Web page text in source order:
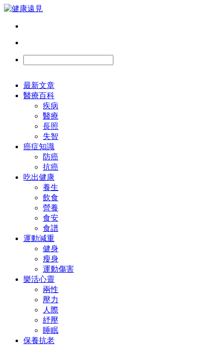
最新文章
醫療百科
疾病
醫療
長照
失智
癌症知識
防癌
抗癌
吃出健康
養生
飲食
營養
食安
食譜
運動減重
健身
瘦身
運動傷害
樂活心靈
兩性
壓力
人際
紓壓
睡眠
保養抗老